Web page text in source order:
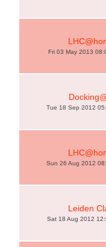
Fri 03 May 2013
Tue 18 Sep 2012
Sun 26 Aug 2012
Leiden
Sat 18 Aug 2012